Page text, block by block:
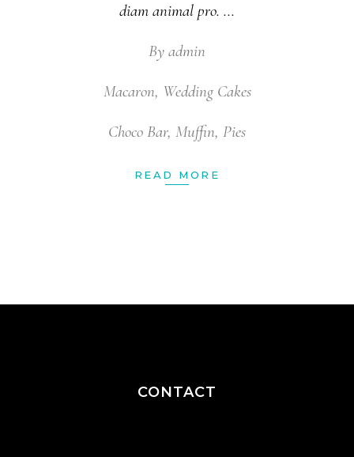
diam animal pro.
By admin
Macaron, Wedding Cakes
Choco Bar, Muffin, Pies
READ MORE
CONTACT